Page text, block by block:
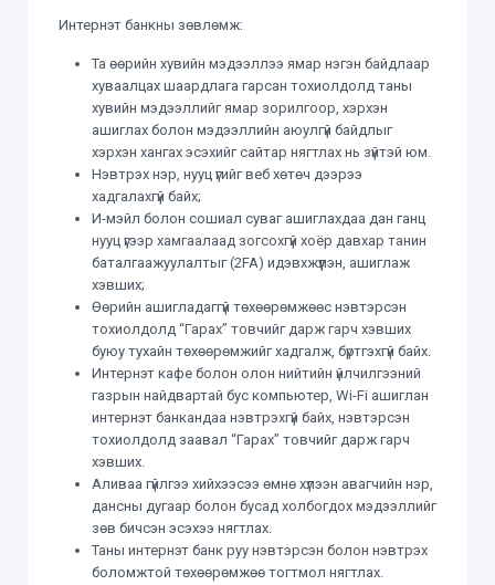
Интернэт банкны зөвлөмж:
Та өөрийн хувийн мэдээллээ ямар нэгэн байдлаар
хуваалцах шаардлага гарсан тохиолдолд таны
хувийн мэдээллийг ямар зорилгоор, хэрхэн
ашиглах болон мэдээллийн аюулгүй байдлыг
хэрхэн хангах эсэхийг сайтар нягтлах нь зүйтэй юм.
Нэвтрэх нэр, нууц үгийг веб хөтөч дээрээ
хадгалахгүй байх;
И-мэйл болон сошиал суваг ашиглахдаа дан ганц
нууц үгээр хамгаалаад зогсохгүй хоёр давхар танин
баталгаажуулалтыг (2FA) идэвхжүүлэн, ашиглаж
хэвших;
Өөрийн ашигладаггүй төхөөрөмжөөс нэвтэрсэн
тохиолдолд “Гарах” товчийг дарж гарч хэвших
буюу тухайн төхөөрөмжийг хадгалж, бүртгэхгүй байх.
Интернэт кафе болон олон нийтийн үйлчилгээний
газрын найдвартай бус компьютер, Wi-Fi ашиглан
интернэт банкандаа нэвтрэхгүй байх, нэвтэрсэн
тохиолдолд заавал “Гарах” товчийг дарж гарч
хэвших.
Аливаа гүйлгээ хийхээсээ өмнө хүлээн авагчийн нэр,
дансны дугаар болон бусад холбогдох мэдээллийг
зөв бичсэн эсэхээ нягтлах.
Таны интернэт банк руу нэвтэрсэн болон нэвтрэх
боломжтой төхөөрөмжөө тогтмол нягтлах.